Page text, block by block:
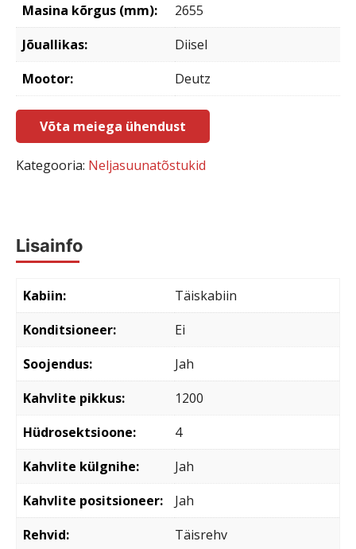
Masina kõrgus (mm):
2655
Jõuallikas:
Diisel
Mootor:
Deutz
Võta meiega ühendust
Kategooria: Neljasuunatõstukid
Lisainfo
Kabiin
Täiskabiin
Konditsioneer
Ei
Soojendus
Jah
Kahvlite pikkus
1200
Hüdrosektsioone
4
Kahvlite külgnihe
Jah
Kahvlite positsioneer
Jah
Rehvid
Täisrehv